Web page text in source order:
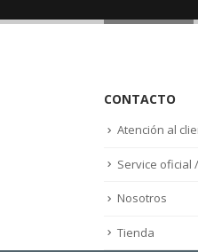
CONTACTO
Atención al
Service oficial
Nosotros
Tienda